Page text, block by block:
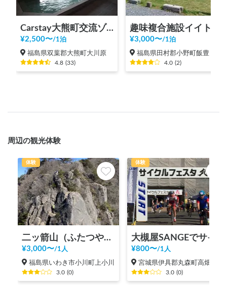
Carstay大熊町交流ゾーン第１駐車場（AC電源、WiFi、温浴施設、コンビニ、飲食店街、コインランドリーすぐ）
¥2,500〜/1泊
福島県双葉郡大熊町大川原
4.8 (33)
趣味複合施設イイトコ
¥3,000〜/1泊
福島県田村郡小野町飯豊
4.0 (2)
周辺の観光体験
体験
二ッ箭山（ふたつやさん）登山
¥3,000〜/1人
福島県いわき市小川町上小川
3.0 (0)
体験
¥800〜/1人
宮城県伊具郡丸森町高畑
3.0 (0)